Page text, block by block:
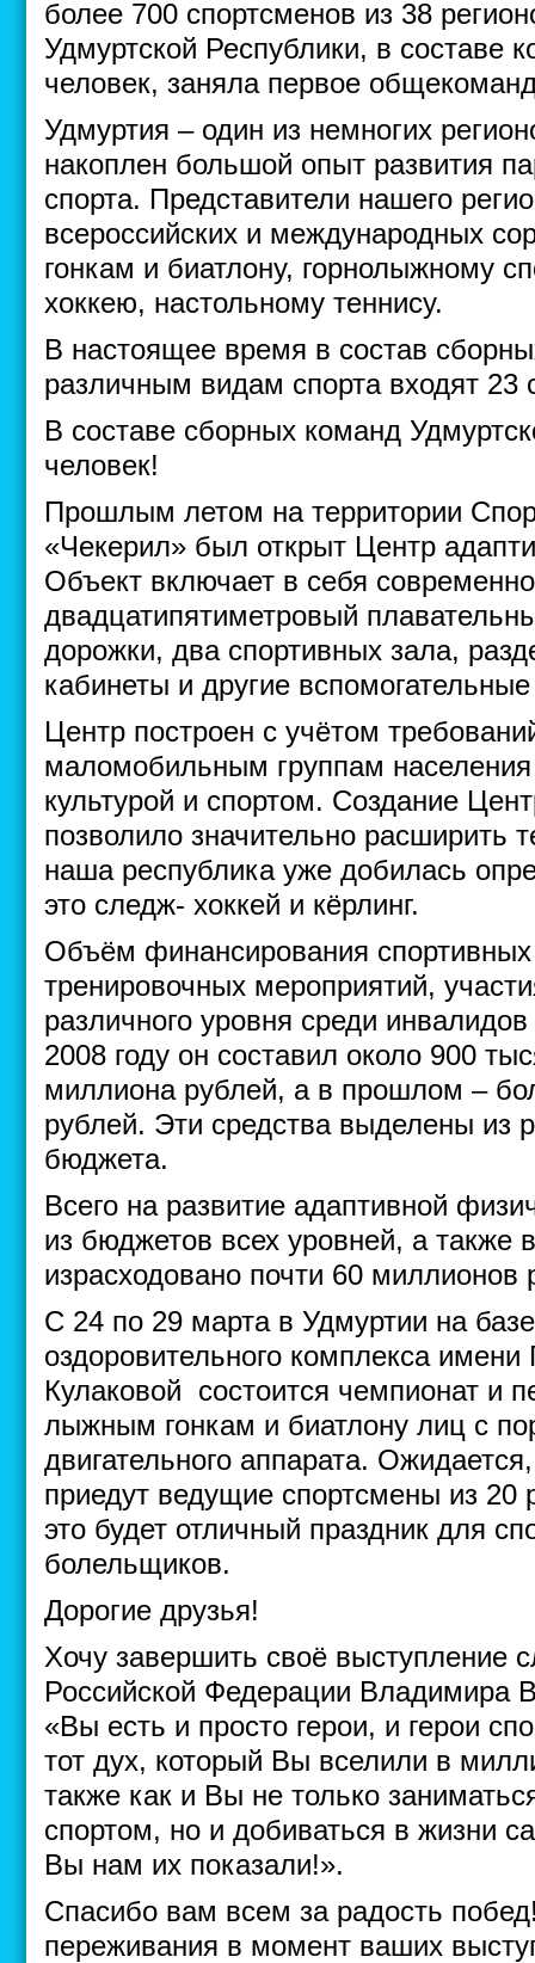
более 700 спортсменов из 38
Удмуртской Республики, в составе
человек, заняла первое
Удмуртия – один из немногих
накоплен большой опыт развития
спорта. Представители нашего
всероссийских и международных
гонкам и биатлону, горнолыжному
хоккею, настольному теннису.
В настоящее время в состав
различным видам спорта входят 23
В составе сборных команд
человек!
Прошлым летом на территории
«Чекерил» был открыт Центр
Объект включает в себя
двадцатипятиметровый
дорожки, два спортивных зала,
кабинеты и другие
Центр построен с учётом
маломобильным группам
культурой и спортом. Создание
позволило значительно расширить
наша республика уже добилась
это следж- хоккей и кёрлинг.
Объём финансирования спортивных
тренировочных мероприятий,
различного уровня среди
2008 году он составил около 900
миллиона рублей, а в прошлом –
рублей. Эти средства выделены из
бюджета.
Всего на развитие адаптивной
из бюджетов всех уровней, а также
израсходовано почти 60 миллионов
С 24 по 29 марта в Удмуртии на
оздоровительного комплекса
Кулаковой состоится чемпионат и
лыжным гонкам и биатлону лиц с
двигательного аппарата.
приедут ведущие спортсмены из 20
это будет отличный праздник для
болельщиков.
Дорогие друзья!
Хочу завершить своё выступление
Российской Федерации Владимира
«Вы есть и просто герои, и герои
тот дух, который Вы вселили в
также как и Вы не только
спортом, но и добиваться в жизни
Вы нам их показали!».
Спасибо вам всем за радость
переживания в момент ваших